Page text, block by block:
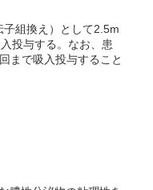
組換え）として2.5m
投与する。なお、患
まで吸入投与すること